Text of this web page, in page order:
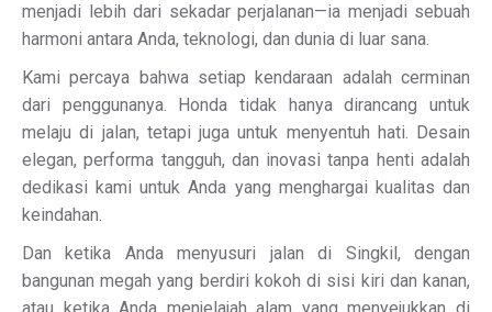
menjadi lebih dari sekadar perjalanan—ia menjadi sebuah
harmoni antara Anda, teknologi, dan dunia di luar sana.
Kami percaya bahwa setiap kendaraan adalah cerminan
dari penggunanya. Honda tidak hanya dirancang untuk
melaju di jalan, tetapi juga untuk menyentuh hati. Desain
elegan, performa tangguh, dan inovasi tanpa henti adalah
dedikasi kami untuk Anda yang menghargai kualitas dan
keindahan.
Dan ketika Anda menyusuri jalan di Singkil, dengan
bangunan megah yang berdiri kokoh di sisi kiri dan kanan,